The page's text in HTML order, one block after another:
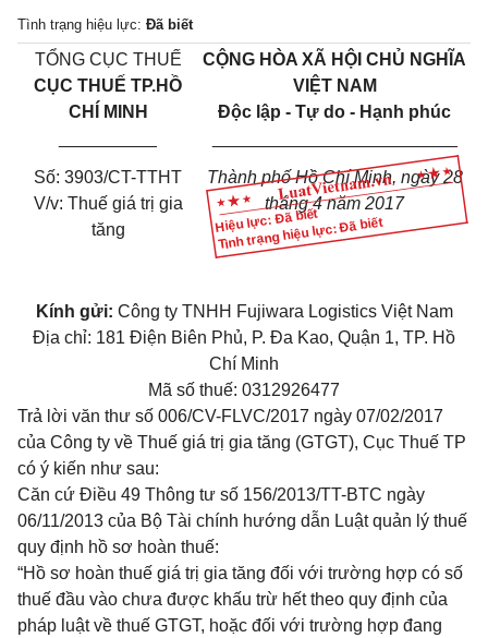
Tình trạng hiệu lực: Đã biết
Hiệu lực: Đã biết
Tình trạng hiệu lực: Đã biết
TỔNG CỤC THUẾ
CỤC THUẾ TP.HỒ
CHÍ MINH
CỘNG HÒA XÃ HỘI CHỦ NGHĨA
VIỆT NAM
Độc lập - Tự do - Hạnh phúc
Số: 3903/CT-TTHT
V/v: Thuế giá trị gia
tăng
Thành phố Hồ Chí Minh, ngày 28
tháng 4 năm 2017
Kính gửi: Công ty TNHH Fujiwara Logistics Việt Nam
Địa chỉ: 181 Điện Biên Phủ, P. Đa Kao, Quận 1, TP. Hồ
Chí Minh
Mã số thuế: 0312926477
Trả lời văn thư số 006/CV-FLVC/2017 ngày 07/02/2017
của Công ty về Thuế giá trị gia tăng (GTGT), Cục Thuế TP
có ý kiến như sau:
Căn cứ Điều 49 Thông tư số 156/2013/TT-BTC ngày
06/11/2013 của Bộ Tài chính hướng dẫn Luật quản lý thuế
quy định hồ sơ hoàn thuế:
“Hồ sơ hoàn thuế giá trị gia tăng đối với trường hợp có số
thuế đầu vào chưa được khấu trừ hết theo quy định của
pháp luật về thuế GTGT, hoặc đối với trường hợp đang